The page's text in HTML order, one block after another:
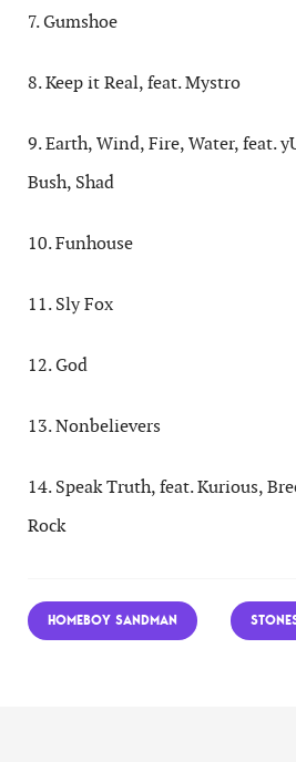
7. Gumshoe
8. Keep it Real, feat. Mystro
9. Earth, Wind, Fire, Water, feat.
Bush, Shad
10. Funhouse
11. Sly Fox
12. God
13. Nonbelievers
14. Speak Truth, feat. Kurious,
Rock
HOMEBOY SANDMAN